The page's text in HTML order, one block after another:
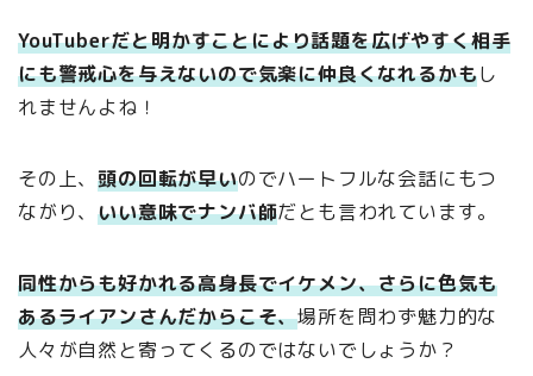
YouTuberだと明かすことにより話題を広げやすく相手
にも警戒心を与えないので気楽に仲良くなれるかもし
れませんよね！
その上、頭の回転が早いのでハートフルな会話にもつ
ながり、いい意味でナンバ師だとも言われています。
同性からも好かれる高身長でイケメン、さらに色気も
あるライアンさんだからこそ、場所を問わず魅力的な
人々が自然と寄ってくるのではないでしょうか？